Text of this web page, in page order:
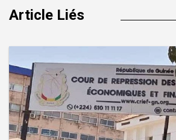
Article Liés